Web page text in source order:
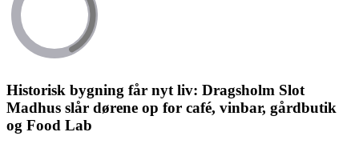
Historisk bygning får nyt liv: Dragsholm Slot
Madhus slår dørene op for café, vinbar, gårdbutik
og Food Lab